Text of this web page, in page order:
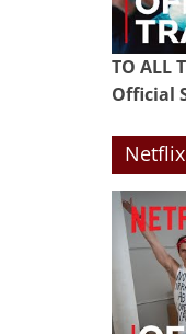
TO ALL
Official